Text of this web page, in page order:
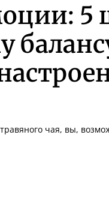
5
чая, вы,